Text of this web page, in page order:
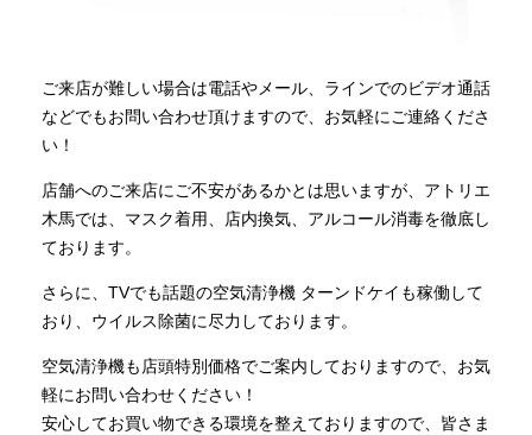
ご来店が難しい場合は電話やメール、ラインでのビデオ通話
などでもお問い合わせ頂けますので、お気軽にご連絡くださ
い！
店舗へのご来店にご不安があるかとは思いますが、アトリエ
木馬では、マスク着用、店内換気、アルコール消毒を徹底し
ております。
さらに、TVでも話題の空気清浄機 ターンドケイも稼働して
おり、ウイルス除菌に尽力しております。
空気清浄機も店頭特別価格でご案内しておりますので、お気
軽にお問い合わせください！
安心してお買い物できる環境を整えておりますので、皆さま